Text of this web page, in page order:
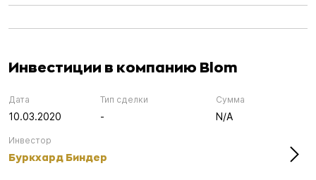
Инвестиции в компанию Blom
Дата
10.03.2020
Тип сделки
-
Сумма
N/A
Инвестор
Буркхард Биндер